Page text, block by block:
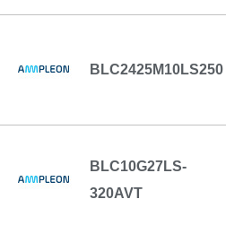
BLC2425M10LS250
BLC10G27LS-
320AVT